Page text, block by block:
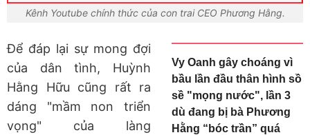
Kênh Youtube chính thức của con trai CEO Phương Hằng.
Vy Oanh gây choáng vì
bầu lần đầu thân hình sồ
sề "mọng nước", lần 3
dù đang bị bà Phương
Hằng “bóc trần” quá
Để đáp lại sự mong đợi
của dân tình, Huỳnh
Hằng Hữu cũng rất ra
dáng "mầm non triển
vọng" của làng